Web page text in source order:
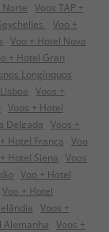
Norte Voos TAP +
Voo +
Voo + Hotel Nova
+ Hotel Gran
Longínquos
Voos +
Voos + Hotel
Delgada Voos +
Hotel França Voo
Hotel Siena Voos
Voo + Hotel
Voo + Hotel
Voos +
Alemanha Voos +